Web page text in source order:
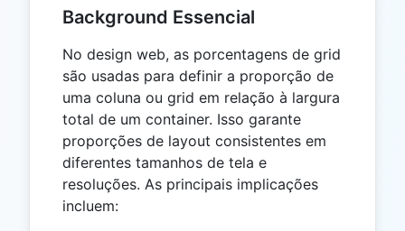
Background Essencial
No design web, as porcentagens de grid
são usadas para definir a proporção de
uma coluna ou grid em relação à largura
total de um container. Isso garante
proporções de layout consistentes em
diferentes tamanhos de tela e
resoluções. As principais implicações
incluem: